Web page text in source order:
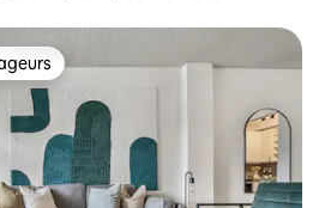
parmi les plus aimés